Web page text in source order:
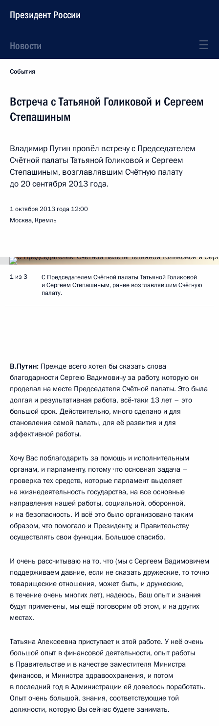
Президент России
Новости
События
Встреча с Татьяной Голиковой и Сергеем
Степашиным
Владимир Путин провёл встречу с Председателем
Счётной палаты Татьяной Голиковой и Сергеем
Степашиным, возглавлявшим Счётную палату
до 20 сентября 2013 года.
1 октября 2013 года 12:00
Москва, Кремль
1 из 3
С Председателем Счётной палаты Татьяной Голиковой
и Сергеем Степашиным, ранее возглавлявшим Счётную
палату.
В.Путин: Прежде всего хотел бы сказать слова
благодарности Сергею Вадимовичу за работу, которую он
проделал на месте Председателя Счётной палаты. Это была
долгая и результативная работа, всё‑таки 13 лет – это
большой срок. Действительно, много сделано и для
становления самой палаты, для её развития и для
эффективной работы.
Хочу Вас поблагодарить за помощь и исполнительным
органам, и парламенту, потому что основная задача –
проверка тех средств, которые парламент выделяет
на жизнедеятельность государства, на все основные
направления нашей работы, социальной, оборонной,
и на безопасность. И всё это было организовано таким
образом, что помогало и Президенту, и Правительству
осуществлять свои функции. Большое спасибо.
И очень рассчитываю на то, что (мы с Сергеем Вадимовичем
поддерживаем давние, если не сказать дружеские, то точно
товарищеские отношения, может быть, и дружеские,
в течение очень многих лет), надеюсь, Ваш опыт и знания
будут применены, мы ещё поговорим об этом, и на других
местах.
Татьяна Алексеевна приступает к этой работе. У неё очень
большой опыт в финансовой деятельности, опыт работы
в Правительстве и в качестве заместителя Министра
финансов, и Министра здравоохранения, и потом
в последний год в Администрации ей довелось поработать.
Опыт очень большой, знания, соответствующие той
должности, которую Вы сейчас будете занимать.